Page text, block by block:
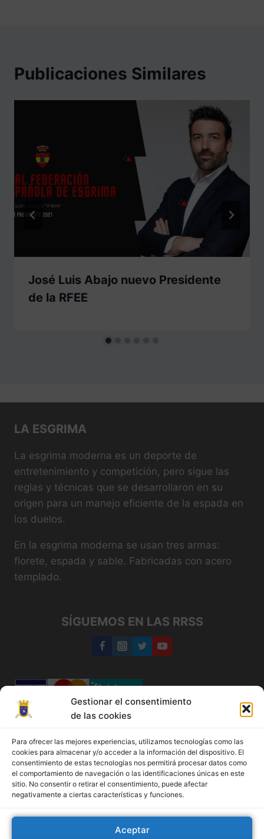
Gestionar el consentimiento
de las cookies
Para ofrecer las mejores experiencias, utilizamos tecnologías como las
cookies para almacenar y/o acceder a la información del dispositivo. El
consentimiento de estas tecnologías nos permitirá procesar datos como
el comportamiento de navegación o las identificaciones únicas en este
sitio. No consentir o retirar el consentimiento, puede afectar
negativamente a ciertas características y funciones.
Aceptar
Publicaciones Similares
José Luis Abajo nuevo Presidente
de la RFEE
LA ESGRIMA
La esgrima moderna es un deporte de
entretenimiento y competición, pero sigue las
reglas y técnicas que se desarrollaron en su
origen para un manejo eficiente de la espada en
los duelos.
En la esgrima moderna se usan tres armas:
florete, espada y sable. Fabricadas con acero
templado.
SÍGUEMOS EN LAS RRSS
Medina del Campo
+34 647 77 05 87
Política de cookies
Política de cookies (UE)